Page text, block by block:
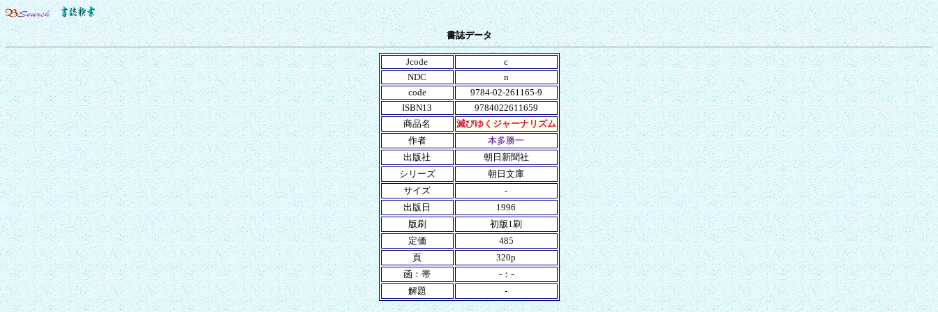
書誌データ
Jcode
c
NDC
n
code
9784-02-261165-9
ISBN13
9784022611659
商品名
滅びゆくジャーナリズム
作者
本多勝一
出版社
朝日新聞社
シリーズ
朝日文庫
サイズ
-
出版日
1996
版刷
初版1刷
定価
485
頁
320p
函：帯
-：-
解題
-